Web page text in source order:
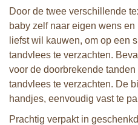
Door de twee verschillende
baby zelf naar eigen wens
liefst wil kauwen, om op een
tandvlees te verzachten.
voor de doorbrekende
tandvlees te verzachten. De
handjes, eenvoudig vast te
Prachtig verpakt in